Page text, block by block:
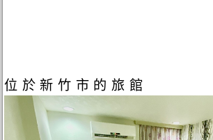
位於新竹市的旅館